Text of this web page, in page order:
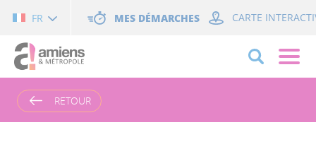
FR MES DÉMARCHES CARTE
RETOUR